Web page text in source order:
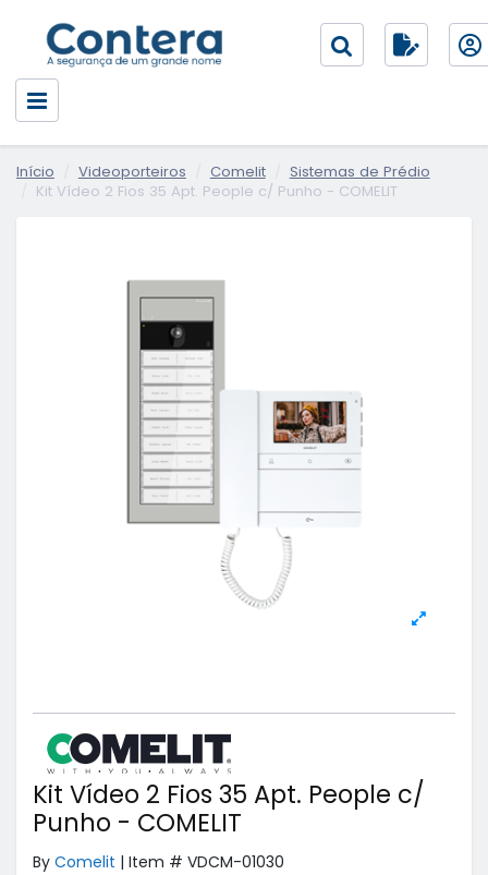
Início Videoporteiros Comelit
Sistemas de Prédio
Kit Vídeo 2 Fios 35 Apt. People c/ Punho - COMELIT
Kit Vídeo 2 Fios 35 Apt. People c/
Punho - COMELIT
By Comelit | Item # VDCM-01030